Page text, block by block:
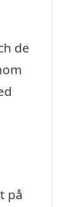
de
på